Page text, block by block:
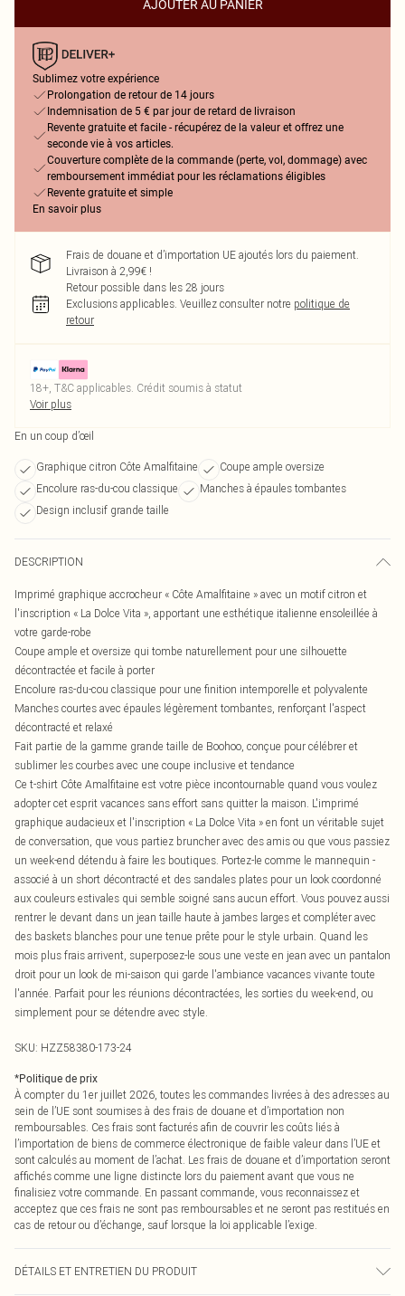
AJOUTER AU PANIER
Sublimez votre expérience
Prolongation de retour de 14 jours
Indemnisation de 5 € par jour de retard de livraison
Revente gratuite et facile - récupérez de la valeur et offrez une
seconde vie à vos articles.
Couverture complète de la commande (perte, vol, dommage) avec
remboursement immédiat pour les réclamations éligibles
Revente gratuite et simple
En savoir plus
Frais de douane et d’importation UE ajoutés lors du paiement.
Livraison à 2,99€ !
Retour possible dans les 28 jours
Exclusions applicables. Veuillez consulter notre politique de
retour
18+, T&C applicables. Crédit soumis à statut
Voir plus
En un coup d’œil
Graphique citron Côte Amalfitaine
Coupe ample oversize
Encolure ras-du-cou classique
Manches à épaules tombantes
Design inclusif grande taille
DESCRIPTION
Imprimé graphique accrocheur « Côte Amalfitaine » avec un motif citron et
l'inscription « La Dolce Vita », apportant une esthétique italienne ensoleillée à
votre garde-robe
Coupe ample et oversize qui tombe naturellement pour une silhouette
décontractée et facile à porter
Encolure ras-du-cou classique pour une finition intemporelle et polyvalente
Manches courtes avec épaules légèrement tombantes, renforçant l'aspect
décontracté et relaxé
Fait partie de la gamme grande taille de Boohoo, conçue pour célébrer et
sublimer les courbes avec une coupe inclusive et tendance
Ce t-shirt Côte Amalfitaine est votre pièce incontournable quand vous voulez
adopter cet esprit vacances sans effort sans quitter la maison. L'imprimé
graphique audacieux et l'inscription « La Dolce Vita » en font un véritable sujet
de conversation, que vous partiez bruncher avec des amis ou que vous passiez
un week-end détendu à faire les boutiques. Portez-le comme le mannequin -
associé à un short décontracté et des sandales plates pour un look coordonné
aux couleurs estivales qui semble soigné sans aucun effort. Vous pouvez aussi
rentrer le devant dans un jean taille haute à jambes larges et compléter avec
des baskets blanches pour une tenue prête pour le style urbain. Quand les
mois plus frais arrivent, superposez-le sous une veste en jean avec un pantalon
droit pour un look de mi-saison qui garde l'ambiance vacances vivante toute
l'année. Parfait pour les réunions décontractées, les sorties du week-end, ou
simplement pour se détendre avec style.
SKU: HZZ58380-173-24
*Politique de prix
À compter du 1er juillet 2026, toutes les commandes livrées à des adresses au
sein de l’UE sont soumises à des frais de douane et d’importation non
remboursables. Ces frais sont facturés afin de couvrir les coûts liés à
l’importation de biens de commerce électronique de faible valeur dans l’UE et
sont calculés au moment de l’achat. Les frais de douane et d’importation seront
affichés comme une ligne distincte lors du paiement avant que vous ne
finalisiez votre commande. En passant commande, vous reconnaissez et
acceptez que ces frais ne sont pas remboursables et ne seront pas restitués en
cas de retour ou d’échange, sauf lorsque la loi applicable l’exige.
DÉTAILS ET ENTRETIEN DU PRODUIT